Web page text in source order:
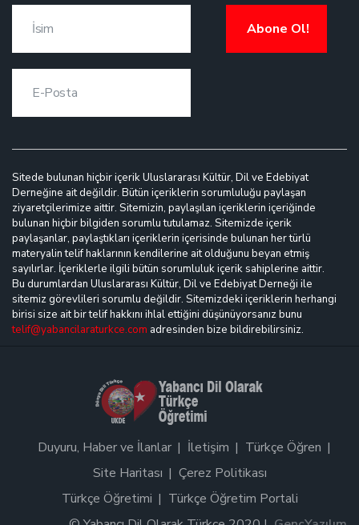
Abone Ol!
Sitede bulunan hiçbir içerik Uluslararası Kültür, Dil ve Edebiyat
Derneğine ait değildir. Bütün içeriklerin sorumluluğu paylaşan
ziyaretçilerimize aittir. Sitemizin, paylaşılan içeriklerin içeriğinde
bulunan hiçbir bilgiden sorumlu tutulamaz. Sitemizde içerik
paylaşanlar, paylaştıkları içeriklerin içerisinde bulunan her türlü
materyalin telif haklarının kendilerine ait olduğunu beyan etmiş
sayılırlar. İçeriklerle ilgili bütün sorumluluk içerik sahiplerine aittir.
Bu durumlardan Uluslararası Kültür, Dil ve Edebiyat Derneği ile
sitemiz görevlileri sorumlu değildir. Sitemizdeki içeriklerin herhangi
birisi size ait bir telif hakkını ihlal ettiğini düşünüyorsanız bunu
telif@yabancilaraturkce.com adresinden bize bildirebilirsiniz.
Duyuru, Haber ve İlanlar İletişim
Türkçe Öğren
Site Haritası
Çerez Politikası
Türkçe Öğretimi
Türkçe Öğretim Portali